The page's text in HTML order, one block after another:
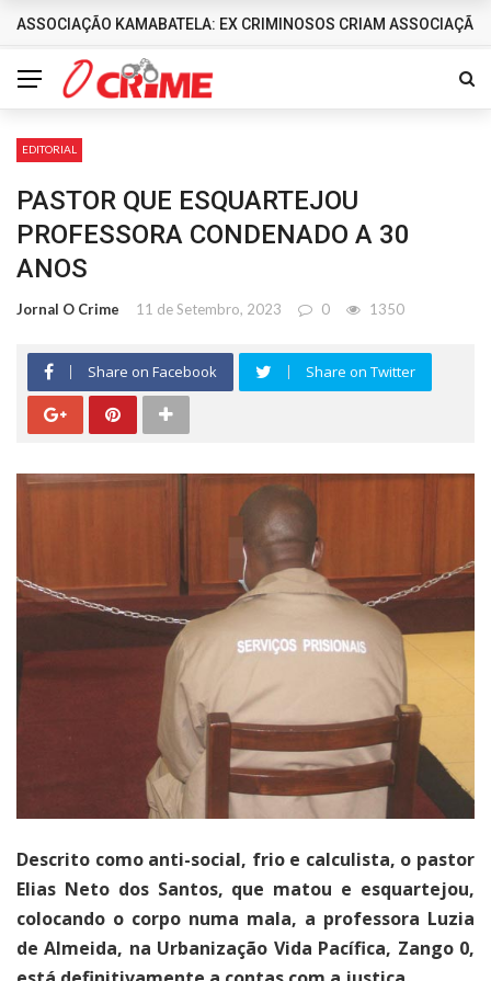
DESTAQUES
ASSOCIAÇÃO KAMABATELA: EX CRIMINOSOS CRIAM
EDITORIAL
PASTOR QUE ESQUARTEJOU
PROFESSORA CONDENADO A 30
ANOS
Jornal O Crime 11 de Setembro, 2023 0 1350
Share on Facebook Share on Twitter
Descrito como anti-social, frio e calculista, o pastor
Elias Neto dos Santos, que matou e esquartejou,
colocando o corpo numa mala, a professora Luzia
de Almeida, na Urbanização Vida Pacífica, Zango 0,